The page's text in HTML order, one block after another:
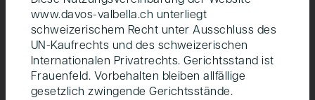
Das voraussichtliche Wohnangebot
A Mietwohnungen 2.5 bis 6.5 Zimmer
B Preisgünstige Mietwohnungen 1.5 bis 6.5 Zimmer
www.davos-valbella.ch unterliegt
schweizerischem Recht unter Ausschluss des
UN-Kaufrechts und des schweizerischen
Internationalen Privatrechts. Gerichtsstand ist
Frauenfeld. Vorbehalten bleiben allfällige
gesetzlich zwingende Gerichtsstände.